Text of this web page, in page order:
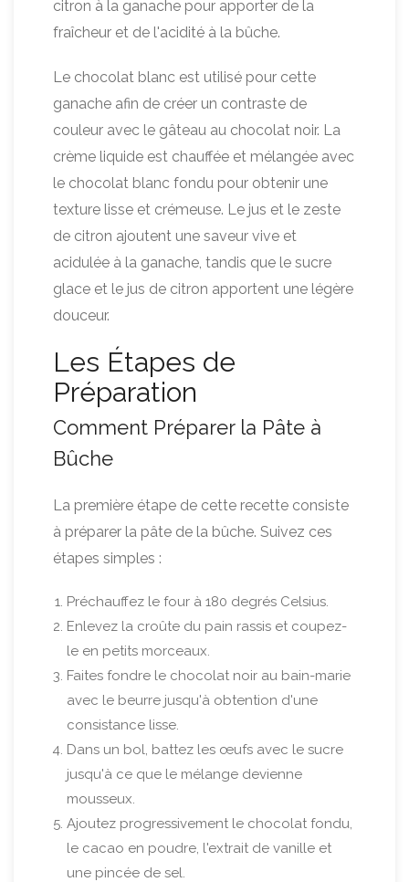
citron à la ganache pour apporter de la
fraîcheur et de l'acidité à la bûche.
Le chocolat blanc est utilisé pour cette
ganache afin de créer un contraste de
couleur avec le gâteau au chocolat noir. La
crème liquide est chauffée et mélangée avec
le chocolat blanc fondu pour obtenir une
texture lisse et crémeuse. Le jus et le zeste
de citron ajoutent une saveur vive et
acidulée à la ganache, tandis que le sucre
glace et le jus de citron apportent une légère
douceur.
Les Étapes de
Préparation
Comment Préparer la Pâte à
Bûche
La première étape de cette recette consiste
à préparer la pâte de la bûche. Suivez ces
étapes simples :
Préchauffez le four à 180 degrés Celsius.
Enlevez la croûte du pain rassis et coupez-
le en petits morceaux.
Faites fondre le chocolat noir au bain-marie
avec le beurre jusqu'à obtention d'une
consistance lisse.
Dans un bol, battez les œufs avec le sucre
jusqu'à ce que le mélange devienne
mousseux.
Ajoutez progressivement le chocolat fondu,
le cacao en poudre, l'extrait de vanille et
une pincée de sel.